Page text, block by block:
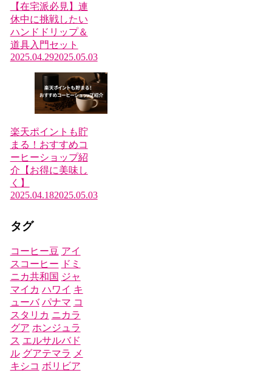
【在宅派必見】連
休中に挑戦したい
ハンドドリップ＆
道具入門セット
2025.04.292025.05.03
楽天ポイントも貯
まる！おすすめコ
ーヒーショップ紹
介【お得に美味し
く】
2025.04.182025.05.03
タグ
コーヒー豆 アイ
スコーヒー ドミ
ニカ共和国 ジャ
マイカ ハワイ キ
ューバ パナマ コ
スタリカ ニカラ
グア ホンジュラ
ス エルサルバド
ル グアテマラ メ
キシコ ボリビア